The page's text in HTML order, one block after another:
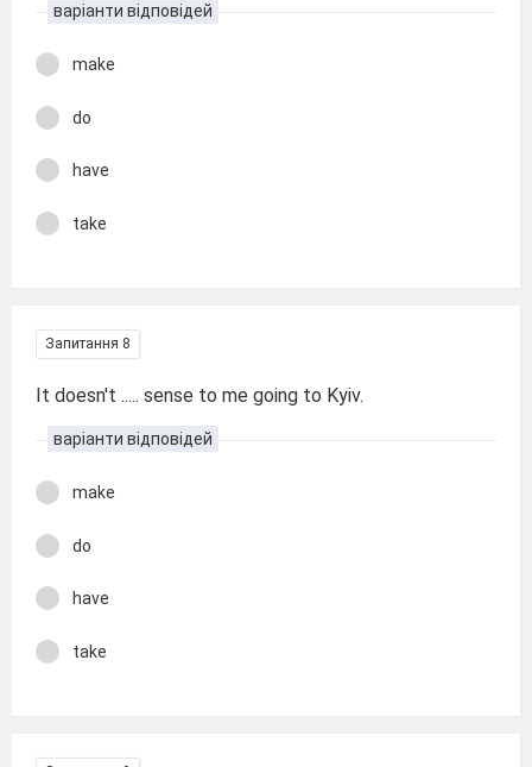
варіанти відповідей
make
do
have
take
Запитання 8
It doesn't ..... sense to me going to Kyiv.
варіанти відповідей
make
do
have
take